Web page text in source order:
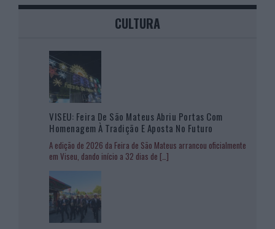
CULTURA
VISEU: Feira De São Mateus Abriu Portas Com
Homenagem À Tradição E Aposta No Futuro
A edição de 2026 da Feira de São Mateus arrancou oficialmente
em Viseu, dando início a 32 dias de […]